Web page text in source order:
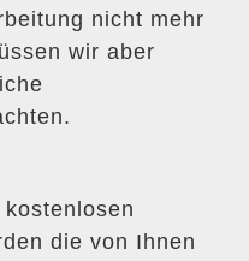
nicht mehr
wir aber
die von Ihnen